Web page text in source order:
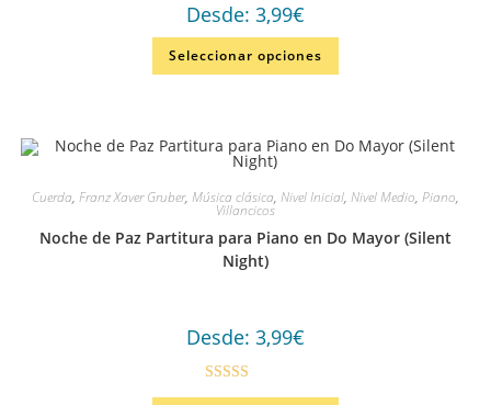
Desde: 3,99€
Seleccionar opciones
Cuerda, Franz Xaver Gruber, Música clásica, Nivel Inicial, Nivel Medio, Piano,
Villancicos
Noche de Paz Partitura para Piano en Do Mayor (Silent
Night)
Desde: 3,99€
Valorado